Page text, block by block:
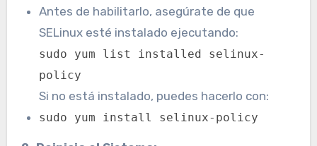
Antes de habilitarlo, asegúrate de que
SELinux esté instalado ejecutando:
sudo yum list installed selinux-
policy
Si no está instalado, puedes hacerlo con:
sudo yum install selinux-policy